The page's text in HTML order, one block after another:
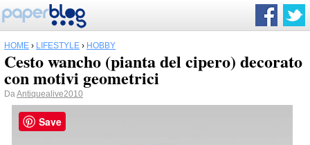
HOME › LIFESTYLE › HOBBY
Cesto wancho (pianta del cipero) decorato
con motivi geometrici
DaAntiquealive2010
Save